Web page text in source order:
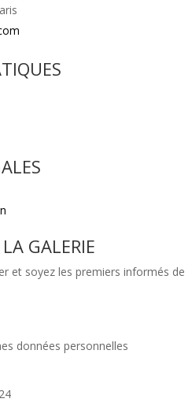
GALERIE
et soyez les premiers informés de
données personnelles